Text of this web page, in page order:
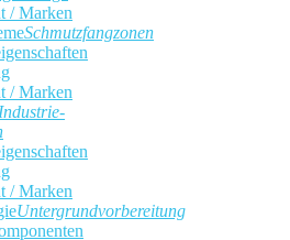
/ Marken
Schmutzfangzonen
/ Marken
Industrie-
/ Marken
Untergrundvorbereitung